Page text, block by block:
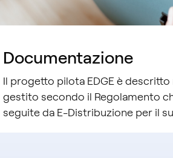
Documentazione
Il progetto pilota EDGE è descritto
gestito secondo il Regolamento
seguite da E-Distribuzione per il